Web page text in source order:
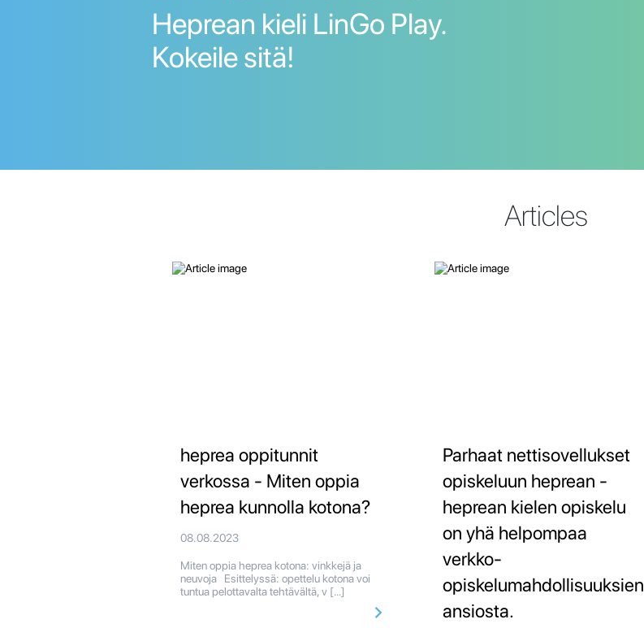
Heprean kieli LinGo Play.
Kokeile sitä!
Articles
heprea oppitunnit
verkossa - Miten oppia
heprea kunnolla kotona?
08.08.2023
Miten oppia heprea kotona: vinkkejä ja
neuvoja Esittelyssä: opettelu kotona voi
tuntua pelottavalta tehtävältä, v […]
Parhaat nettisovellukset
opiskeluun heprean -
heprean kielen opiskelu
on yhä helpompaa
verkko-
opiskelumahdollisuuksien
ansiosta.